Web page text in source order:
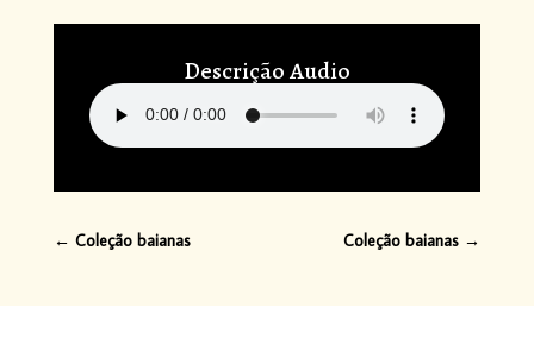
Descrição Audio
← Coleção baianas Coleção baianas →